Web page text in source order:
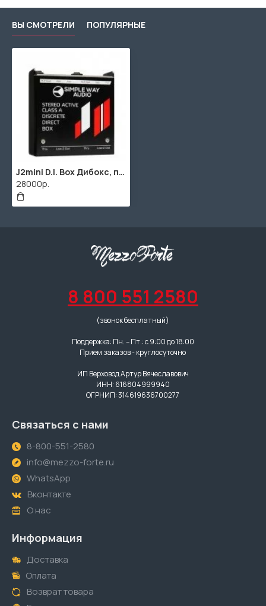
ВЫ СМОТРЕЛИ ПОПУЛЯРНЫЕ
J2mini D.I. Box Дибокс, преобразователь сигнала для гитары, активный, стерео, Simpleway Audio
28000р.
8 800 551 2580
(звонок бесплатный)
Поддержка: Пн. – Пт.: с 9:00 до 18:00
Прием заказов - круглосуточно
ИП Верховод Артур Вячеславович
ИНН: 616804999940
ОГРНИП: 314619636700277
Связаться с нами
8-800-551-2580
info@mezzo-forte.ru
WhatsApp
Вконтакте
О нас
Информация
Доставка
Оплата
Возврат товара